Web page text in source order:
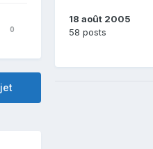
0
18 août 2005
58 posts